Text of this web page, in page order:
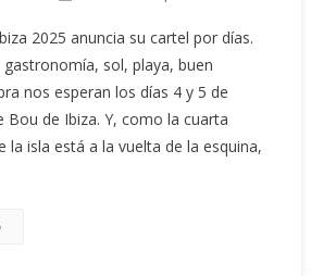
2025 anuncia su cartel por días.
sol, playa, buen
nos esperan los días 4 y 5 de
Bou de Ibiza. Y, como la cuarta
la isla está a la vuelta de la esquina,